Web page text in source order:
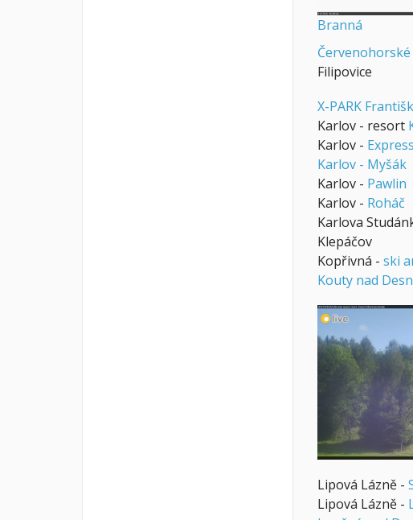
Branná
Červenohorské
Filipovice
X-PARK
Karlov - resort
Karlov - Express
Karlov - Myšák
Karlov - Pawlin
Karlov - Roháč
Karlova
Klepáčov
Kopřivná - ski
Kouty nad
Lipová Lázně -
Lipová Lázně -